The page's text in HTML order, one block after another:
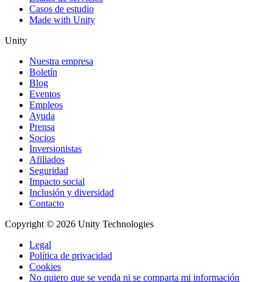
Casos de estudio
Made with Unity
Unity
Nuestra empresa
Boletín
Blog
Eventos
Empleos
Ayuda
Prensa
Socios
Inversionistas
Afiliados
Seguridad
Impacto social
Inclusión y diversidad
Contacto
Copyright © 2026 Unity Technologies
Legal
Política de privacidad
Cookies
No quiero que se venda ni se comparta mi información